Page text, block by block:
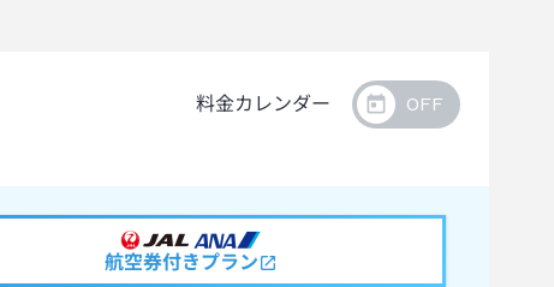
料金カレンダー
航空券付きプラン